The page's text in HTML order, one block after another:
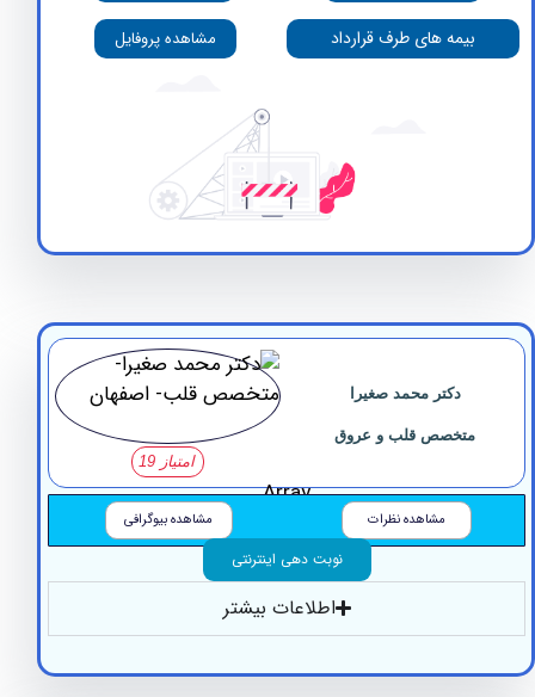
بیمه های طرف قرارداد مشاهده پروفایل
دکتر محمد صغیرا
متخصص قلب و عروق
Array
مشاهده نظرات مشاهده بیوگرافی
نوبت دهی اینترنتی
اطلاعات بیشتر